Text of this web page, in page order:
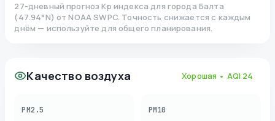
27-дневный прогноз Kp индекса для города Балта
(47.94°N)от NOAA SWPC. Точность снижается с каждым
днём — используйте для общего планирования.
Качество воздуха Хорошая • AQI 24
PM2.5 PM10